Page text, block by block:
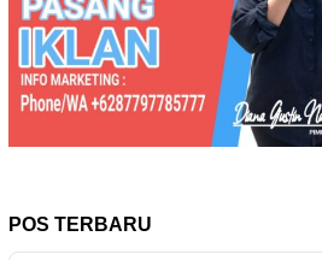
POS TERBARU